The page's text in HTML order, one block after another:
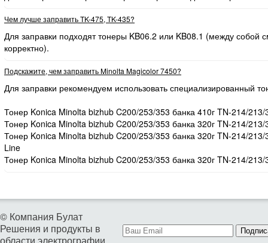
Чем лучше заправить TK-475, TK-435?
Для заправки подходят тонеры KB06.2 или KB08.1 (между собой
корректно).
Подскажите, чем заправить Minolta Magicolor 7450?
Для заправки рекомендуем использовать специализированный
Тонер Konica Minolta bizhub C200/253/353 банка 410г TN-214/
Тонер Konica Minolta bizhub C200/253/353 банка 320г TN-214/
Тонер Konica Minolta bizhub C200/253/353 банка 320г TN-214/
Line
Тонер Konica Minolta bizhub C200/253/353 банка 320г TN-214/
© Компания Булат
Решения и продукты в